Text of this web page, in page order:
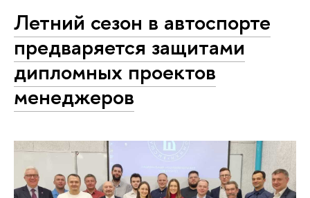
Летний сезон в автоспорте
предваряется защитами
дипломных проектов
менеджеров